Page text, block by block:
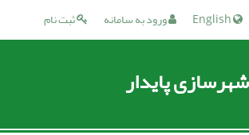
ثبت نام ورود به سامانه
پایدار